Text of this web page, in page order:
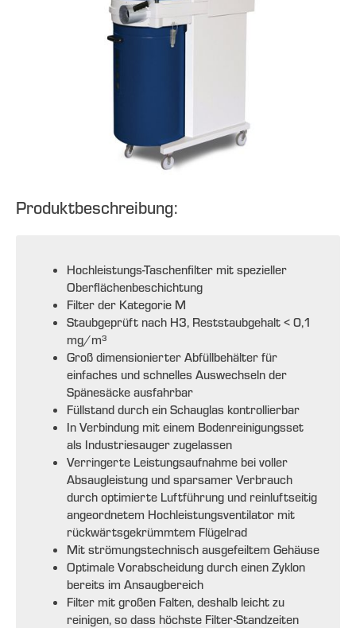
Produktbeschreibung:
Hochleistungs-Taschenfilter mit spezieller
Oberflächenbeschichtung
Filter der Kategorie M
Staubgeprüft nach H3, Reststaubgehalt < 0,1
mg/m³
Groß dimensionierter Abfüllbehälter für
einfaches und schnelles Auswechseln der
Spänesäcke ausfahrbar
Füllstand durch ein Schauglas kontrollierbar
In Verbindung mit einem Bodenreinigungsset
als Industriesauger zugelassen
Verringerte Leistungsaufnahme bei voller
Absaugleistung und sparsamer Verbrauch
durch optimierte Luftführung und reinluftseitig
angeordnetem Hochleistungsventilator mit
rückwärtsgekrümmtem Flügelrad
Mit strömungstechnisch ausgefeiltem Gehäuse
Optimale Vorabscheidung durch einen Zyklon
bereits im Ansaugbereich
Filter mit großen Falten, deshalb leicht zu
reinigen, so dass höchste Filter-Standzeiten